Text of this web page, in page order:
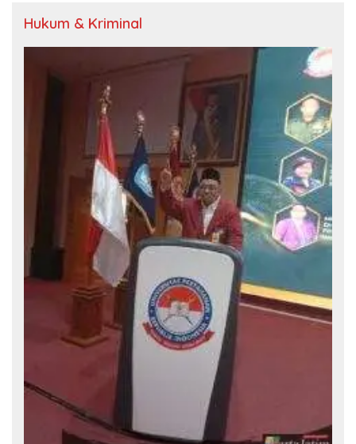
Hukum & Kriminal